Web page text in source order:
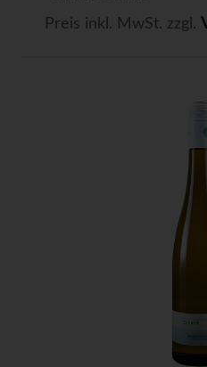
Preis inkl. MwSt. zzgl.